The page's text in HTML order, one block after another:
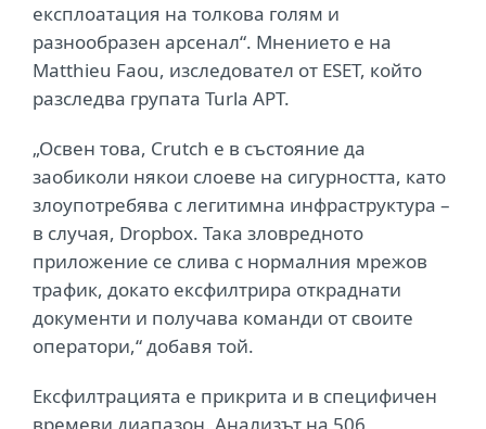
експлоатация на толкова голям и
разнообразен арсенал“. Мнението е на
Matthieu Faou, изследовател от ESET, който
разследва групата Turla APT.
„Освен това, Crutch е в състояние да
заобиколи някои слоеве на сигурността, като
злоупотребява с легитимна инфраструктура –
в случая, Dropbox. Така зловредното
приложение се слива с нормалния мрежов
трафик, докато ексфилтрира откраднати
документи и получава команди от своите
оператори,“ добавя той.
Ексфилтрацията е прикрита и в специфичен